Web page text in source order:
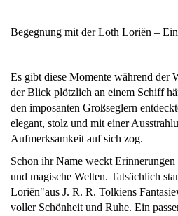
Begegnung mit der Loth Loriën –
Es gibt diese Momente während der
der Blick plötzlich an einem Schiff
den imposanten Großseglern
elegant, stolz und mit einer
Aufmerksamkeit auf sich zog.
Schon ihr Name weckt
und magische Welten. Tatsächlich
Loriën"aus J. R. R. Tolkiens
voller Schönheit und Ruhe. Ein